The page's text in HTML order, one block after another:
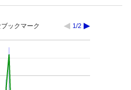
ックマーク 1/2